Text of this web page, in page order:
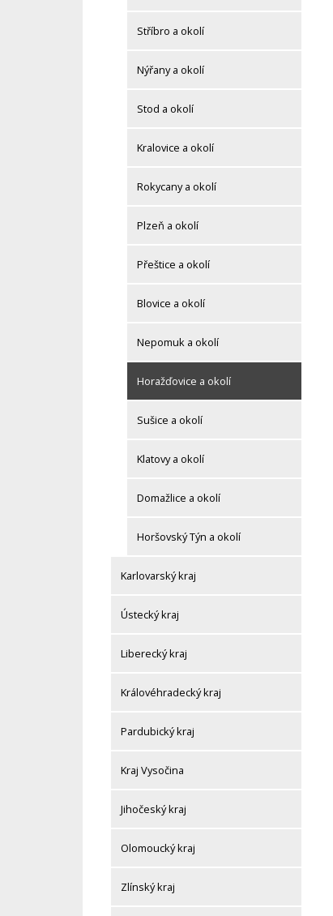
Stříbro a okolí
Nýřany a okolí
Stod a okolí
Kralovice a okolí
Rokycany a okolí
Plzeň a okolí
Přeštice a okolí
Blovice a okolí
Nepomuk a okolí
Horažďovice a okolí
Sušice a okolí
Klatovy a okolí
Domažlice a okolí
Horšovský Týn a okolí
Karlovarský kraj
Ústecký kraj
Liberecký kraj
Královéhradecký kraj
Pardubický kraj
Kraj Vysočina
Jihočeský kraj
Olomoucký kraj
Zlínský kraj